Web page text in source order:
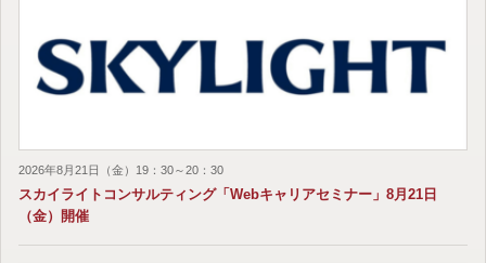
2026年8月21日（金）19：30～20：30
スカイライトコンサルティング「Webキャリアセミナー」8月21日
（金）開催